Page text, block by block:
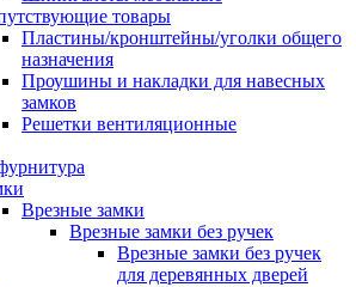
товары
Пластины/кронштейны/уголки общего
назначения
Проушины и накладки для навесных
замков
Решетки вентиляционные
Врезные замки
Врезные замки без ручек
Врезные замки без ручек
для деревянных дверей